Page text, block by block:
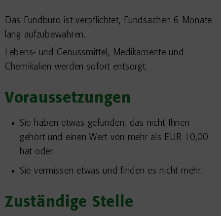
Das Fundbüro ist verpflichtet, Fundsachen 6 Monate
lang aufzubewahren.
Lebens- und Genussmittel, Medikamente und
Chemikalien werden sofort entsorgt.
Voraussetzungen
Sie haben etwas gefunden, das nicht Ihnen
gehört und einen Wert von mehr als EUR 10,00
hat oder
Sie vermissen etwas und finden es nicht mehr.
Zuständige Stelle